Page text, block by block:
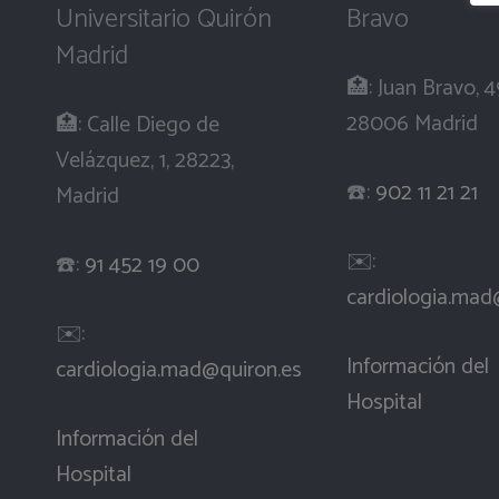
Universitario Quirón
Madrid
🏥: Calle Diego de
Velázquez, 1, 28223,
Madrid
☎️:91 452 19 00
✉️:
cardiologia.mad@quiron.es
Información del
Hospital
Bravo
🏥: Juan Bravo,
28006 Madrid
☎️:902 11 21 21
✉️:
Información del
Hospital